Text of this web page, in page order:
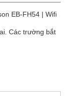
EB-FH54 | Wifi
Các trường bắt